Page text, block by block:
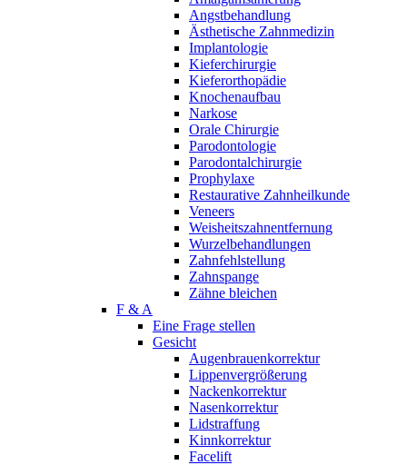
Angstbehandlung
Ästhetische Zahnmedizin
Implantologie
Kieferchirurgie
Kieferorthopädie
Knochenaufbau
Narkose
Orale Chirurgie
Parodontologie
Parodontalchirurgie
Prophylaxe
Restaurative Zahnheilkunde
Veneers
Weisheitszahnentfernung
Wurzelbehandlungen
Zahnfehlstellung
Zahnspange
Zähne bleichen
F & A
Eine Frage stellen
Gesicht
Augenbrauenkorrektur
Lippenvergrößerung
Nackenkorrektur
Nasenkorrektur
Lidstraffung
Kinnkorrektur
Facelift